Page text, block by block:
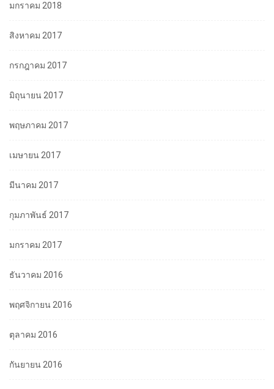
มกราคม 2018
สิงหาคม 2017
กรกฎาคม 2017
มิถุนายน 2017
พฤษภาคม 2017
เมษายน 2017
มีนาคม 2017
กุมภาพันธ์ 2017
มกราคม 2017
ธันวาคม 2016
พฤศจิกายน 2016
ตุลาคม 2016
กันยายน 2016